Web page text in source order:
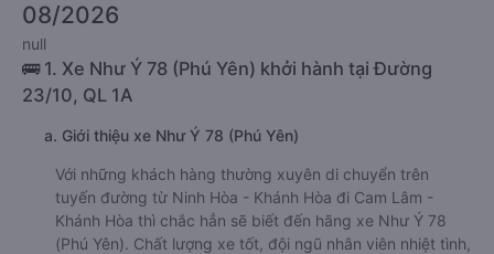
08/2026
null
🚌 1. Xe Như Ý 78 (Phú Yên) khởi hành tại Đường
23/10, QL 1A
a. Giới thiệu xe Như Ý 78 (Phú Yên)
Với những khách hàng thường xuyên di chuyển trên
tuyến đường từ Ninh Hòa - Khánh Hòa đi Cam Lâm -
Khánh Hòa thì chắc hẳn sẽ biết đến hãng xe Như Ý 78
(Phú Yên). Chất lượng xe tốt, đội ngũ nhân viên nhiệt tình,